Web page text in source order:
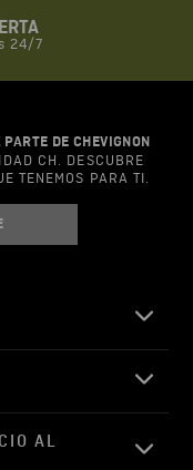
24/7
DE CHEVIGNON
CH. DESCUBRE
TENEMOS PARA TI.
AL